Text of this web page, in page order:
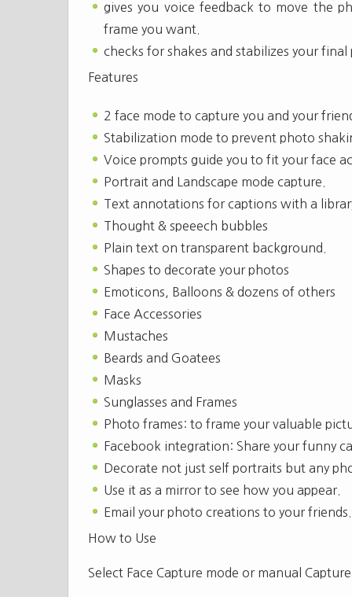
gives you voice feedback to move the
frame you want.
checks for shakes and stabilizes your final
Features
2 face mode to capture you and your
Stabilization mode to prevent photo
Voice prompts guide you to fit your face
Portrait and Landscape mode capture.
Text annotations for captions with a
Thought & speeech bubbles
Plain text on transparent background.
Shapes to decorate your photos
Emoticons, Balloons & dozens of others
Face Accessories
Mustaches
Beards and Goatees
Masks
Sunglasses and Frames
Photo frames: to frame your valuable
Facebook integration: Share your funny
Decorate not just self portraits but any
Use it as a mirror to see how you appear.
Email your photo creations to your friends.
How to Use
Select Face Capture mode or manual